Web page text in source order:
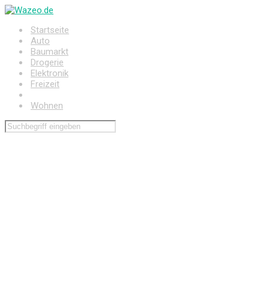
Zum
springenStartseite
Auto
Baumarkt
Drogerie
Elektronik
Freizeit
Wohnen